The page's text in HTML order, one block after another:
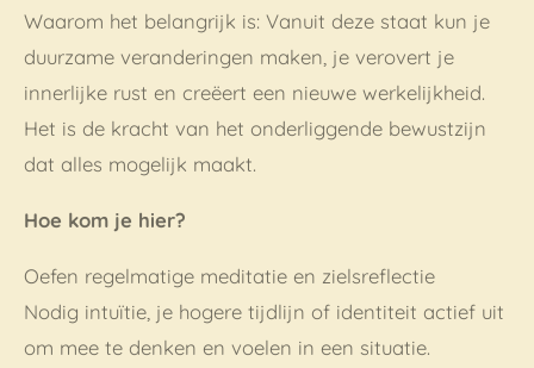
Waarom het belangrijk is: Vanuit deze staat kun je
duurzame veranderingen maken, je verovert je
innerlijke rust en creëert een nieuwe werkelijkheid.
Het is de kracht van het onderliggende bewustzijn
dat alles mogelijk maakt.
Hoe kom je hier?
Oefen regelmatige meditatie en zielsreflectie
Nodig intuïtie, je hogere tijdlijn of identiteit actief uit
om mee te denken en voelen in een situatie.